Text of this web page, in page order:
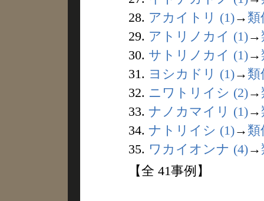
28. アカイトリ (1)→ 類
29. アトリノカイ (1)→
30. サトリノカイ (1)→
31. ヨシカドリ (1)→ 類
32. ニワトリイシ (2)→
33. ナノカマイリ (1)→
34. ナトリイシ (1)→ 類
35. ワカイオンナ (4)→
【全 41事例】